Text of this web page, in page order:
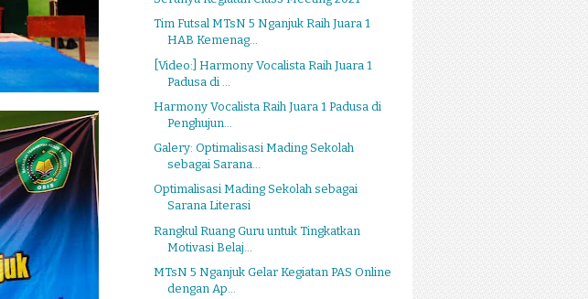
Tim Futsal MTsN 5 Nganjuk Raih Juara 1
HAB Kemenag...
[Video:] Harmony Vocalista Raih Juara 1
Padusa di ...
Harmony Vocalista Raih Juara 1 Padusa di
Penghujun...
Galery: Optimalisasi Mading Sekolah
sebagai Sarana...
Optimalisasi Mading Sekolah sebagai
Sarana Literasi
Rangkul Ruang Guru untuk Tingkatkan
Motivasi Belaj...
MTsN 5 Nganjuk Gelar Kegiatan PAS Online
dengan Ap...